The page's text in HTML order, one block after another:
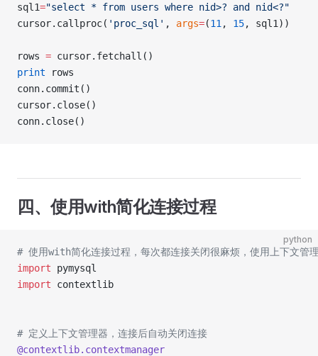
sql1="select * from users where nid>? and nid<?"
cursor.callproc( 'proc_sql' , args=(11 , 15, sql1))
rows = cursor.fetchall()
print rows
conn.commit()
cursor.close()
conn.close()
四、使用with简化连接过程
python
# 使用with简化连接过程，每次都连接关闭很麻烦，使用上下文管
import pymysql
import contextlib
# 定义上下文管理器，连接后自动关闭连接
@contextlib.contextmanager